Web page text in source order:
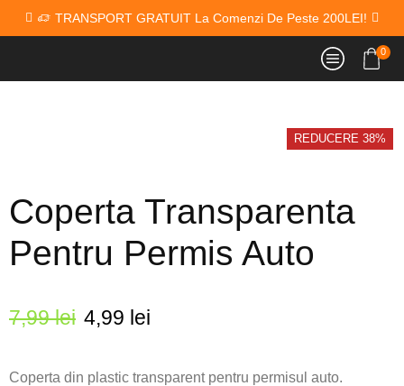
TRANSPORT GRATUIT La Comenzi De Peste 200LEI!
0
REDUCERE 38%
Coperta Transparenta
Pentru Permis Auto
7,99lei 4,99 lei
Coperta din plastic transparent pentru permisul auto.